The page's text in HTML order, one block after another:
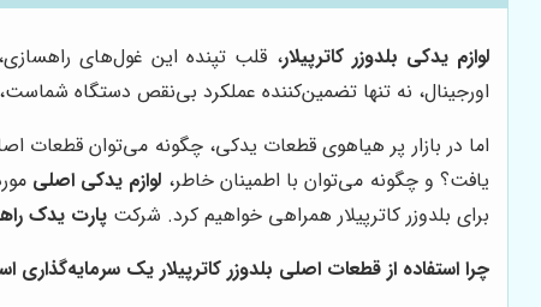
لوازم یدکی بلدوزر کاترپیلار، قلب تپنده این غول‌های
اورجینال، نه تنها تضمین‌کننده عملکرد بی‌نقص دستگاه
اما در بازار پر هیاهوی قطعات یدکی، چگونه می‌توان قطعات
یافت؟ و چگونه می‌توان با اطمینان خاطر، لوازم یدکی اصلی
برای بلدوزر کاترپیلار همراهی خواهیم کرد. شرکت پارت یدک
چرا استفاده از قطعات اصلی بلدوزر کاترپیلار یک سرمایه‌گذاری